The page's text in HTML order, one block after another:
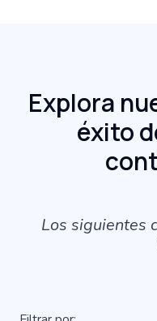
Explora
éxito
Los siguientes